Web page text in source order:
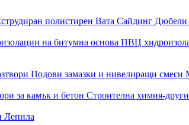
полистирен Вата Сайдинг Дюбели
на битумна основа ПВЦ
Подови замазки и нивелиращи смеси
за камък и бетон Строителна химия-други
Лепила